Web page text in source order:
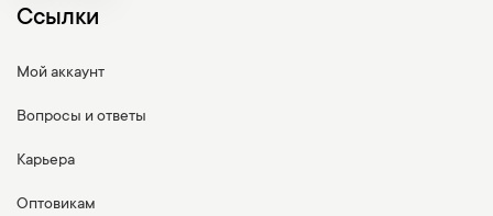
Ссылки
Мой аккаунт
Вопросы и ответы
Карьера
Оптовикам